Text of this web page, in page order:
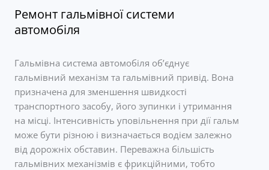
Ремонт гальмівної системи
автомобіля
Гальмівна система автомобіля об’єднує
гальмівний механізм та гальмівний привід. Вона
призначена для зменшення швидкості
транспортного засобу, його зупинки і утримання
на місці. Інтенсивність уповільнення при дії гальм
може бути різною і визначається водієм залежно
від дорожніх обставин. Переважна більшість
гальмівних механізмів є фрикційними, тобто